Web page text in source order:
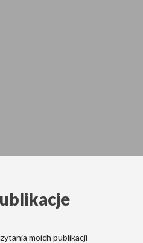
moich publikacji